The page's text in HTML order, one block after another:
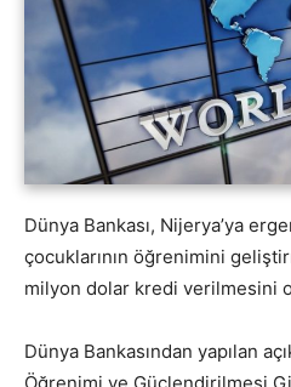
Dünya Bankası, Nijerya’ya
çocuklarının öğrenimini
milyon dolar kredi verilmesini
Dünya Bankasından yapılan